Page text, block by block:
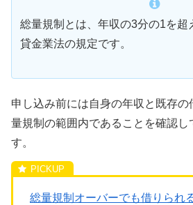
総量規制とは、年収の3分の1を超
貸金業法の規定です。
申し込み前には自身の年収と既存
量規制の範囲内であることを確認し
す。
総量規制オーバーでも借りられ